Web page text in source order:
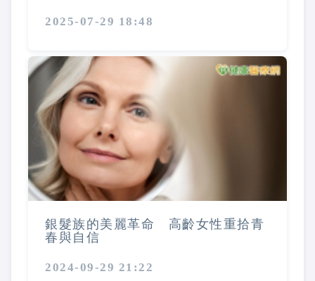
2025-07-29 18:48
銀髮族的美麗革命 高齡女性重拾青
春與自信
2024-09-29 21:22